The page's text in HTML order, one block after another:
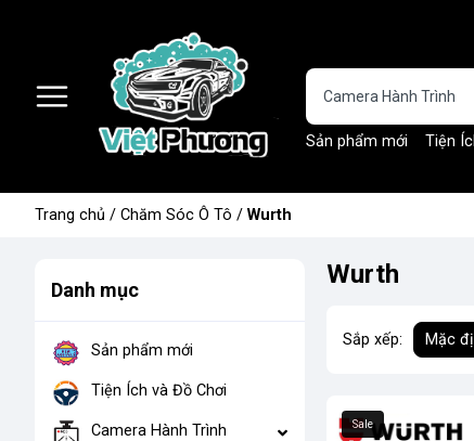
Sản phẩm mới Tiện
Trang chủ / Chăm Sóc Ô Tô / Wurth
Danh mục
Sản phẩm mới
Tiện Ích và Đồ Chơi
Camera Hành Trình
Wurth
Sắp xếp: Mặc
Sale